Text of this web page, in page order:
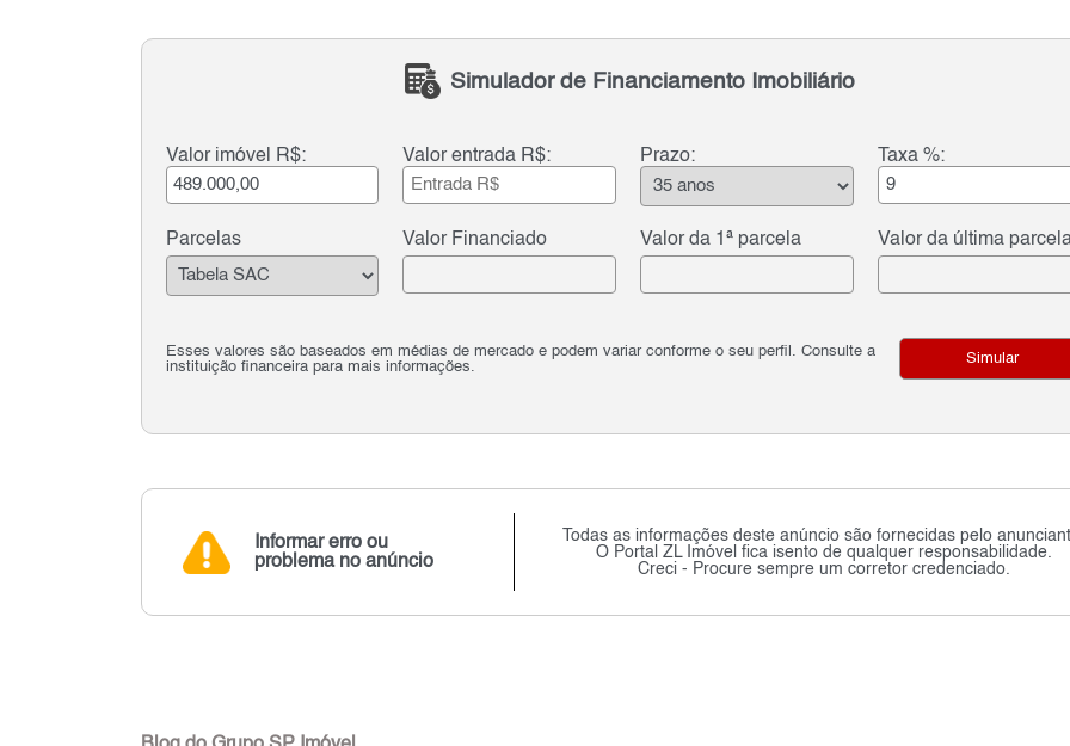
Simulador de Financiamento Imobiliário
Valor imóvel R$: Valor entrada R$: Prazo: Taxa %:
Parcelas Valor Financiado Valor da 1ª parcela Valor da última
Esses valores são baseados em médias de mercado e podem variar conforme o seu perfil. Consulte a
instituição financeira para mais informações.
Simular
Informar erro ou
problema no anúncio
Todas as informações deste anúncio são fornecidas pelo
O Portal ZL Imóvel fica isento de qualquer responsabilidade.
Creci - Procure sempre um corretor credenciado.